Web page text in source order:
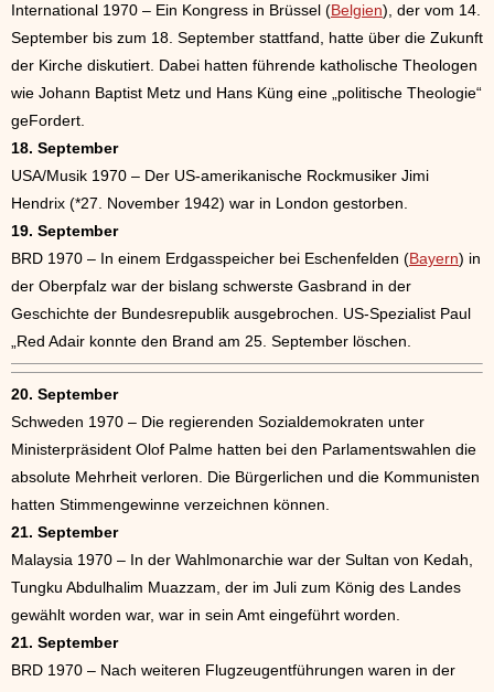
International 1970 – Ein Kongress in Brüssel (Belgien), der vom 14.
September bis zum 18. September stattfand, hatte über die Zukunft
der Kirche diskutiert. Dabei hatten führende katholische Theologen
wie Johann Baptist Metz und Hans Küng eine „politische Theologie“
geFordert.
18. September
USA/Musik 1970 – Der US-amerikanische Rockmusiker Jimi
Hendrix (*27. November 1942) war in London gestorben.
19. September
BRD 1970 – In einem Erdgasspeicher bei Eschenfelden (Bayern) in
der Oberpfalz war der bislang schwerste Gasbrand in der
Geschichte der Bundesrepublik ausgebrochen. US-Spezialist Paul
„Red Adair konnte den Brand am 25. September löschen.
20. September
Schweden 1970 – Die regierenden Sozialdemokraten unter
Ministerpräsident Olof Palme hatten bei den Parlamentswahlen die
absolute Mehrheit verloren. Die Bürgerlichen und die Kommunisten
hatten Stimmengewinne verzeichnen können.
21. September
Malaysia 1970 – In der Wahlmonarchie war der Sultan von Kedah,
Tungku Abdulhalim Muazzam, der im Juli zum König des Landes
gewählt worden war, war in sein Amt eingeführt worden.
21. September
BRD 1970 – Nach weiteren Flugzeugentführungen waren in der